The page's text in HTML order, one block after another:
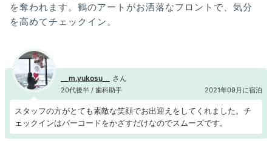
を奪われます。鶴のアートがお洒落なフロントで、気分
を高めてチェックイン。
__m.yukosu__
20代後半 / 歯科助手 2021年09月に宿泊
スタッフの方がとても素敵な笑顔でお出迎えをしてくれました。チ
ェックインはバーコードをかざすだけなのでスムーズです。